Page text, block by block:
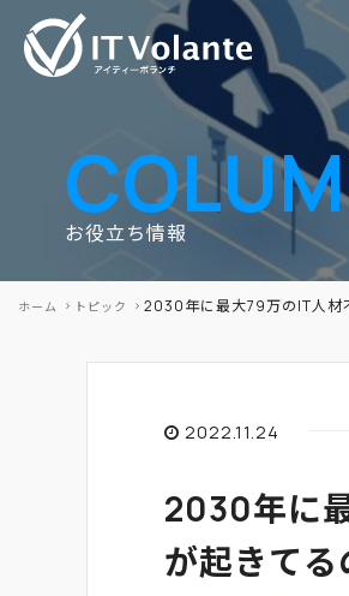
お役立ち情報
ホーム トピック 2030年に最大79万のIT人材
2022.11.24
2030年に
が起きてる